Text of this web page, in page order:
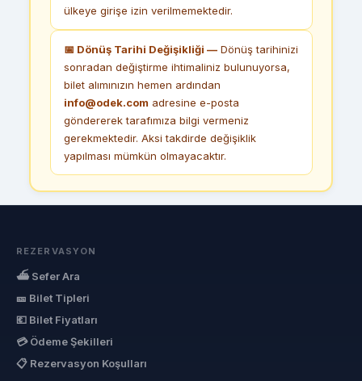
ülkeye girişe izin verilmemektedir.
📅 Dönüş Tarihi Değişikliği —Dönüş tarihinizi
sonradan değiştirme ihtimaliniz bulunuyorsa,
bilet alımınızın hemen ardından
info@odek.com adresine e-posta
göndererek tarafımıza bilgi vermeniz
gerekmektedir. Aksi takdirde değişiklik
yapılması mümkün olmayacaktır.
REZERVASYON
⛴ Sefer Ara
🎫 Bilet Tipleri
💶 Bilet Fiyatları
💳 Ödeme Şekilleri
📋 Rezervasyon Koşulları